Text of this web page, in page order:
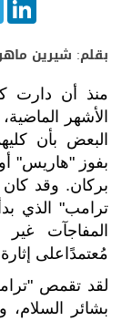
l
i
n
k
e
n
بقلم: شيرين
منذ أن دارت
الأشهر
البعض بأن
بفوز"هاريس"
بركان. وقد كان
ترامب" الذي
المفاجآت غير
مُعتمدًاعلى
لقد تقمص
بشائر